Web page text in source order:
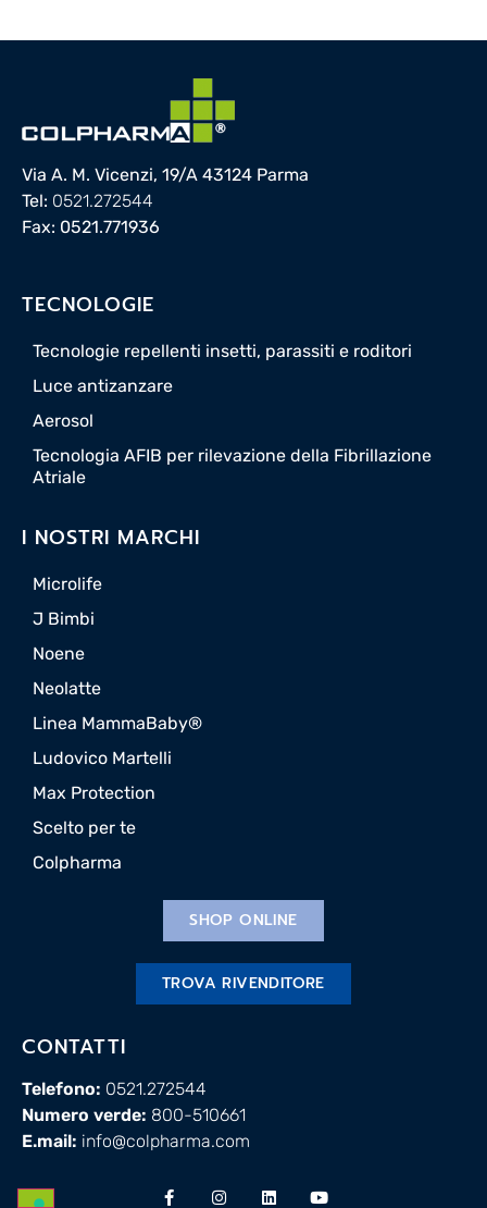
Via A. M. Vicenzi, 19/A 43124 Parma
Tel: 0521.272544
Fax: 0521.771936
TECNOLOGIE
Tecnologie repellenti insetti, parassiti e roditori
Luce antizanzare
Aerosol
Tecnologia AFIB per rilevazione della Fibrillazione
Atriale
I NOSTRI MARCHI
Microlife
J Bimbi
Noene
Neolatte
Linea MammaBaby®
Ludovico Martelli
Max Protection
Scelto per te
Colpharma
SHOP ONLINE
TROVA RIVENDITORE
CONTATTI
Telefono: 0521.272544
Numero verde: 800-510661
E.mail: info@colpharma.com